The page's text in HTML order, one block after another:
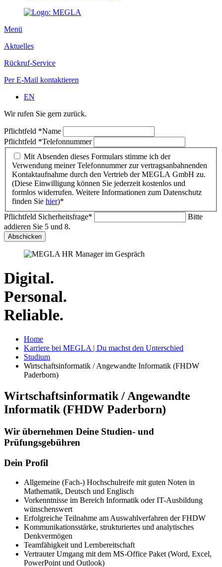
Menü
Aktuelles
Rückruf-Service
Per E-Mail kontaktieren
EN
Wir rufen Sie gern zurück.
Pflichtfeld *Name
Pflichtfeld *Telefonnummer
Mit Absenden dieses Formulars stimme ich der
Verwendung meiner Telefonnummer zur vertragsanbahnenden
Kontaktaufnahme durch den Vertrieb der MEGLA GmbH zu.
(Diese Einwilligung können Sie jederzeit kostenlos und
formlos widerrufen. Weitere Informationen zum Datenschutz
finden Sie hier)*
Pflichtfeld Sicherheitsfrage*
Bitte
addieren Sie 5 und 8.
Abschicken
Digital.
Personal.
Reliable.
Home
Karriere bei MEGLA | Du machst den Unterschied
Studium
Wirtschaftsinformatik / Angewandte Informatik (FHDW
Paderborn)
Wirtschaftsinformatik / Angewandte
Informatik (FHDW Paderborn)
Wir übernehmen Deine Studien- und
Prüfungsgebühren
Dein Profil
Allgemeine (Fach-) Hochschulreife mit guten Noten in
Mathematik, Deutsch und Englisch
Vorkenntnisse im Bereich Informatik oder IT-Ausbildung
wünschenswert
Erfolgreiche Teilnahme am Auswahlverfahren der FHDW
Kommunikationsstärke, strukturiertes und analytisches
Denkvermögen
Teamfähigkeit und Lernbereitschaft
Vertrauter Umgang mit dem MS-Office Paket (Word, Excel,
PowerPoint und Outlook)